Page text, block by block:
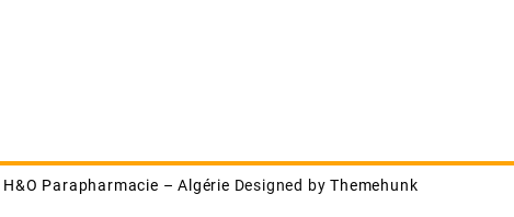
H&O Parapharmacie – Algérie Designed by Themehunk